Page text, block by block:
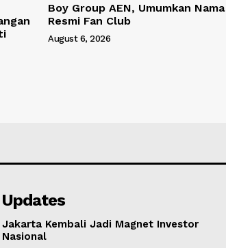
Boy Group AEN, Umumkan Nama
Resmi Fan Club
August 6, 2026
Updates
Jakarta Kembali Jadi Magnet Investor
Nasional